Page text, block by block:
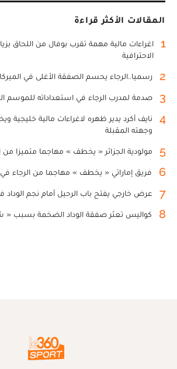
المقالات الأكثر قراءة
1
اغراءات مالية مهمة تقرب بوفال من اللحاق
الاحترافية
2 رسميا..الرجاء يحسم الصفقة الأغلى في
3 صدمة لمدرب الرجاء في استعداداته للموسم
4
نايف أكرد يدير ظهره لاغراءات مالية خليجية
وجهته المقبلة
5 مولودية الجزائر « يخطف » مهاجما متميزا من
6 فريق إماراتي « يخطف » مهاجما من الرجاء في
7 عرض خارجي يفتح باب الرحيل أمام نجم الوداد
8 كواليس تعثر صفقة الوداد الضخمة بسبب «